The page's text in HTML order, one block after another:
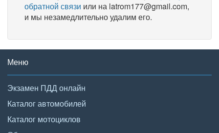
обратной связи или на latrom177@gmail.com,
и мы незамедлительно удалим его.
Меню
Экзамен ПДД онлайн
Каталог автомобилей
Каталог мотоциклов